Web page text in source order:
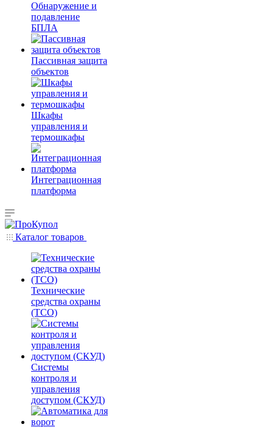
Обнаружение и
подавление
БПЛА
Пассивная защита
объектов
Шкафы
управления и
термошкафы
Интеграционная
платформа
Каталог товаров
Технические
средства охраны
(ТСО)
Системы
контроля и
управления
доступом (СКУД)